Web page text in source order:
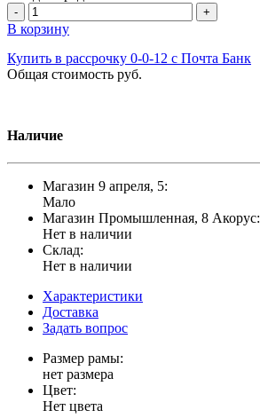
- +
В корзину
Купить в рассрочку 0-0-12 с Почта Банк
Общая стоимость руб.
Наличие
Магазин 9 апреля, 5:
Мало
Магазин Промышленная, 8 Акорус:
Нет в наличии
Склад:
Нет в наличии
Характеристики
Доставка
Задать вопрос
Размер рамы:
нет размера
Цвет:
Нет цвета